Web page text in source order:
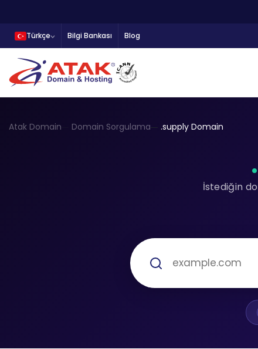
Türkçe Bilgi Bankası Blog
Atak Domain Domain Sorgulama .supply Domain
İstediğin